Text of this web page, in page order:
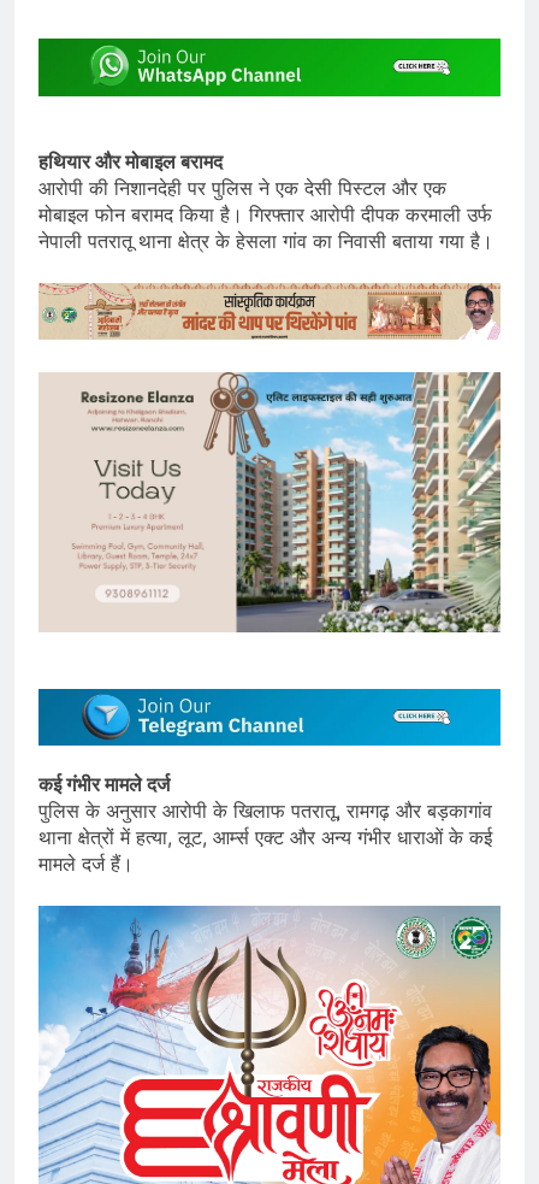
हथियार और मोबाइल बरामद
आरोपी की निशानदेही पर पुलिस ने एक देसी पिस्टल और एक
मोबाइल फोन बरामद किया है। गिरफ्तार आरोपी दीपक करमाली उर्फ
नेपाली पतरातू थाना क्षेत्र के हेसला गांव का निवासी बताया गया है।
कई गंभीर मामले दर्ज
पुलिस के अनुसार आरोपी के खिलाफ पतरातू, रामगढ़ और बड़कागांव
थाना क्षेत्रों में हत्या, लूट, आर्म्स एक्ट और अन्य गंभीर धाराओं के कई
मामले दर्ज हैं।